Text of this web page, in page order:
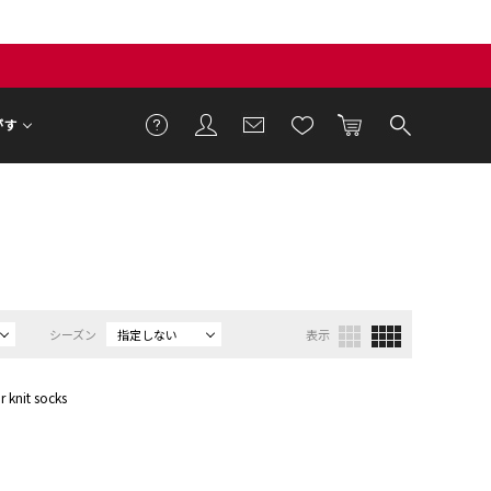
す
シーズン 指定しない 表示